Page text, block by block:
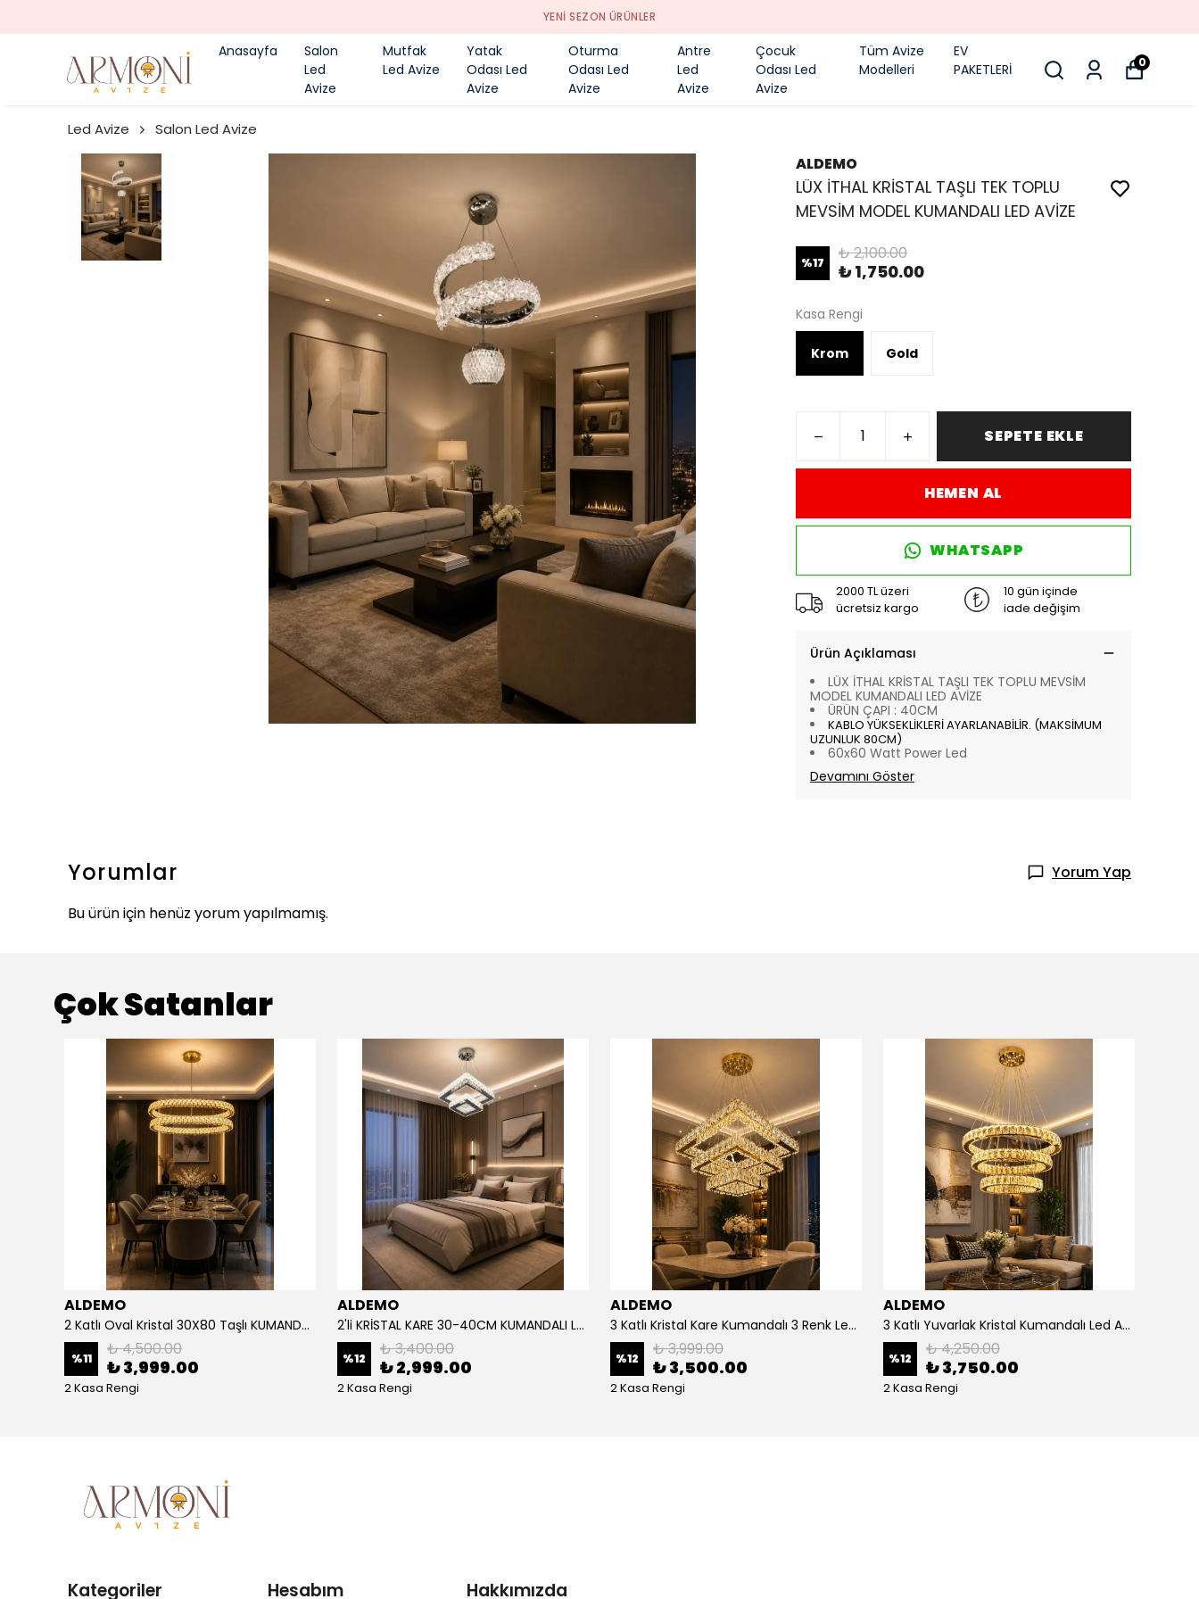
YENI SEZON ÜRÜNLER
Anasayfa
Salon
Led
Avize
Mutfak
Led Avize
Yatak
Odası Led
Avize
Oturma
Odası Led
Avize
Antre
Led
Avize
Çocuk
Odası Led
Avize
Tüm Avize
Modelleri
EV
PAKETLERİ
0
Led Avize Salon Led Avize
ALDEMO
LÜX İTHAL KRİSTAL TAŞLI TEK TOPLU
MEVSİM MODEL KUMANDALI LED AVİZE
%17 ₺ 2,100.00
₺ 1,750.00
Kasa Rengi
Krom Gold
SEPETE EKLE
HEMEN AL
WHATSAPP
2000 TL üzeri
ücretsiz kargo
10 gün içinde
iade değişim
Ürün Açıklaması
LÜX İTHAL KRİSTAL TAŞLI TEK TOPLU MEVSİM
MODEL KUMANDALI LED AVİZE
ÜRÜN ÇAPI : 40CM
KABLO YÜKSEKLİKLERİ AYARLANABİLİR. (MAKSİMUM
UZUNLUK 80CM)
60x60 Watt Power Led
Devamını Göster
Yorumlar
Yorum Yap
Bu ürün için henüz yorum yapılmamış.
Çok Satanlar
ALDEMO
2 Katlı Oval Kristal 30X80 Taşlı KUMANDALI Led Avize
%11 ₺ 4,500.00
₺ 3,999.00
2 Kasa Rengi
ALDEMO
2'li KRİSTAL KARE 30-40CM KUMANDALI LED AVİZE
%12 ₺ 3,400.00
₺ 2,999.00
2 Kasa Rengi
ALDEMO
3 Katlı Kristal Kare Kumandalı 3 Renk Led Avize
%12 ₺ 3,999.00
₺ 3,500.00
2 Kasa Rengi
ALDEMO
3 Katlı Yuvarlak Kristal Kumandalı Led Avize
%12 ₺ 4,250.00
₺ 3,750.00
2 Kasa Rengi
Kategoriler Hesabım Hakkımızda